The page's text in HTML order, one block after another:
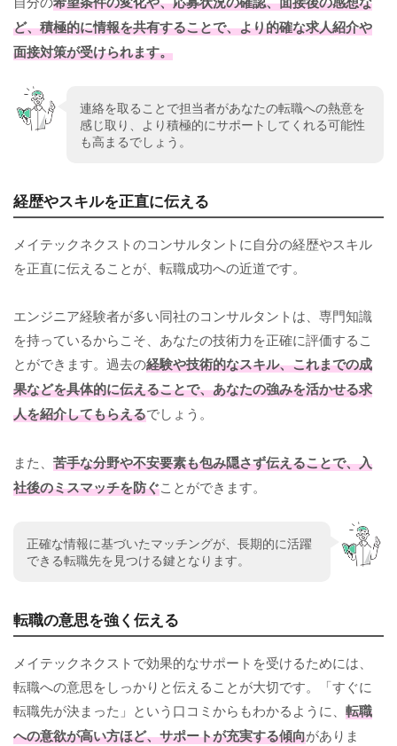
ど、積極的に情報を共有することで、より的確な求人紹介や
面接対策が受けられます。
連絡を取ることで担当者があなたの転職への熱意を
感じ取り、より積極的にサポートしてくれる可能性
も高まるでしょう。
経歴やスキルを正直に伝える
メイテックネクストのコンサルタントに自分の経歴やスキル
を正直に伝えることが、転職成功への近道です。
エンジニア経験者が多い同社のコンサルタントは、専門知識
を持っているからこそ、あなたの技術力を正確に評価するこ
とができます。過去の経験や技術的なスキル、これまでの成
果などを具体的に伝えることで、あなたの強みを活かせる求
人を紹介してもらえるでしょう。
また、 苦手な分野や不安要素も包み隠さず伝えることで、入
社後のミスマッチを防ぐことができます。
正確な情報に基づいたマッチングが、長期的に活躍
できる転職先を見つける鍵となります。
転職の意思を強く伝える
メイテックネクストで効果的なサポートを受けるためには、
転職への意思をしっかりと伝えることが大切です。「すぐに
転職先が決まった」という口コミからもわかるように、 転職
への意欲が高い方ほど、サポートが充実する傾向がありま